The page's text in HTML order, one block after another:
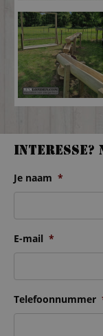
Interesse?
Je naam *
E-mail *
Telefoonnummer